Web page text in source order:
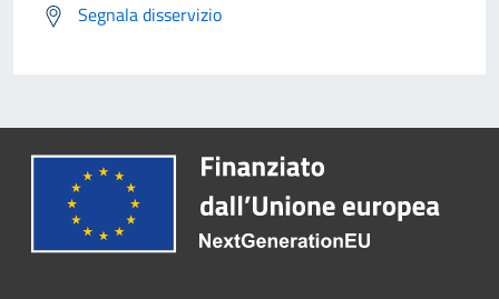
Segnala disservizio